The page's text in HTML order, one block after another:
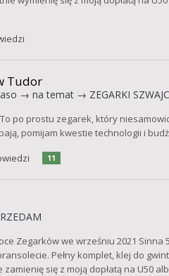
Tudor
→ na temat → ZEGARKI
po prostu zegarek, który
pomijam kwestie technologii i
11
Zegarków we wrześniu 2021 Sinna
Pełny komplet, klej do
się z moją dopłatą na U50